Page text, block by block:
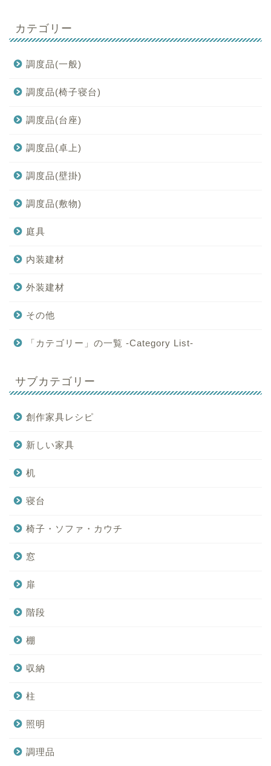
カテゴリー
調度品(一般)
調度品(椅子寝台)
調度品(台座)
調度品(卓上)
調度品(壁掛)
調度品(敷物)
庭具
内装建材
外装建材
その他
「カテゴリー」の一覧 -Category List-
サブカテゴリー
創作家具レシピ
新しい家具
机
寝台
椅子・ソファ・カウチ
窓
扉
階段
棚
収納
柱
照明
調理品